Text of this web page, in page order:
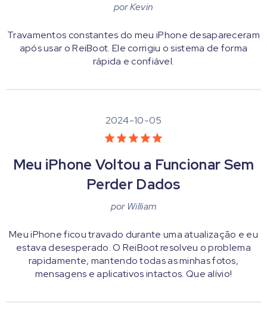
porKevin
Travamentos constantes do meu iPhone desapareceram
após usar o ReiBoot. Ele corrigiu o sistema de forma
rápida e confiável.
2024-10-05
Meu iPhone Voltou a Funcionar Sem
Perder Dados
por William
Meu iPhone ficou travado durante uma atualização e eu
estava desesperado. O ReiBoot resolveu o problema
rapidamente, mantendo todas as minhas fotos,
mensagens e aplicativos intactos. Que alívio!